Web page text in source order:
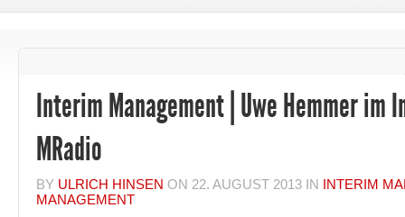
Interim Management | Uwe Hemmer im
MRadio
BY ULRICH HINSEN ON 22. AUGUST 2013 IN INTERIM
MANAGEMENT